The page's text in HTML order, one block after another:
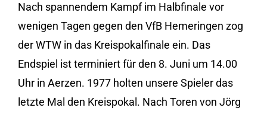
Nach spannendem Kampf im Halbfinale vor
wenigen Tagen gegen den VfB Hemeringen zog
der WTW in das Kreispokalfinale ein. Das
Endspiel ist terminiert für den 8. Juni um 14.00
Uhr in Aerzen. 1977 holten unsere Spieler das
letzte Mal den Kreispokal. Nach Toren von Jörg